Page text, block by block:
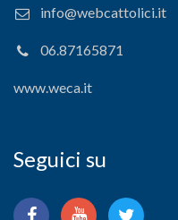
info@webcattolici.it
06.87165871
www.weca.it
Seguici su